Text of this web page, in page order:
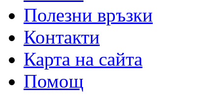
Полезни връзки
Контакти
Карта на сайта
Помощ